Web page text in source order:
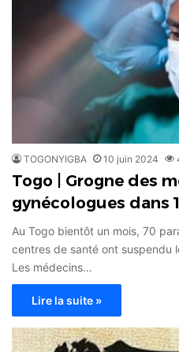
TOGONYIGBA 10 juin 2024
Togo | Grogne des
gynécologues dans
Au Togo bientôt un mois, 70
centres de santé ont suspendu
Les médecins…
Lire la suite »